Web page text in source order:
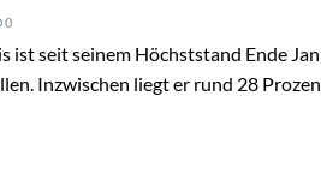
0
ist seit seinem Höchststand Ende
Inzwischen liegt er rund 28